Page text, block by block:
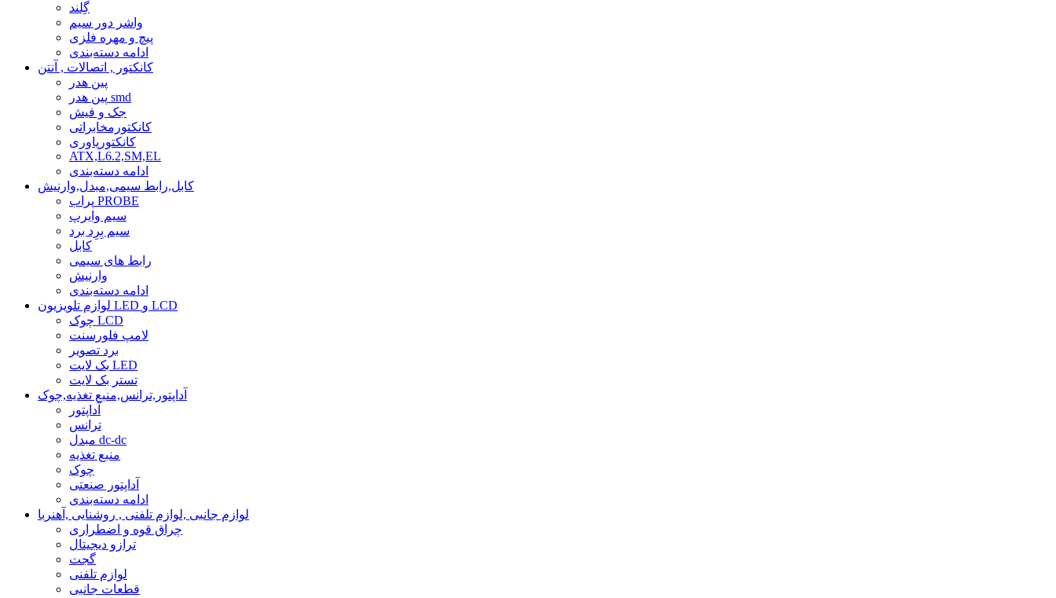
گِلند
واشر دور سیم
پیچ و مهره فلزی
ادامه دسته‌بندی
کانکتور , اتصالات , آنتن
پین هدر
پین هدر smd
جک و فیش
کانکتورمخابراتی
کانکتورپاوری
ATX,L6.2,SM,EL
ادامه دسته‌بندی
کابل,رابط سیمی,مبدل,وارنیش
پراب PROBE
سیم وایرپ
سیم بِرِد برد
کابل
رابط های سیمی
وارنیش
ادامه دسته‌بندی
لوازم تلویزیون LED و LCD
چوک LCD
لامپ فلورسنت
برد تصویر
بک لایت LED
تستر بک لایت
آداپتور,ترانس,منبع تغذیه,چوک
آداپتور
ترانس
مبدل dc-dc
منبع تغذیه
چوک
آداپتور صنعتی
ادامه دسته‌بندی
لوازم جانبی ,لوازم تلفنی , روشنایی ,آهنربا
چراق قوه و اضطراری
ترازو دیجیتال
گجت
لوازم تلفنی
قطعات جانبی